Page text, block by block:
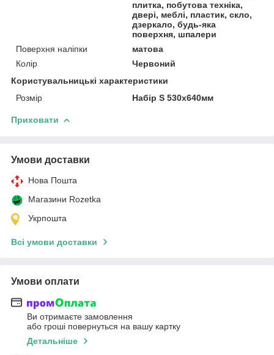
плитка, побутова техніка,
двері, меблі, пластик, скло,
дзеркало, будь-яка
поверхня, шпалери
Поверхня наліпки
матова
Колір
Червоний
Користувальницькі характеристики
Розмір
Набір S 530x640мм
Приховати
Умови доставки
Нова Пошта
Магазини Rozetka
Укрпошта
Всі умови доставки
Умови оплати
Ви отримаєте замовлення
або гроші повернуться на вашу картку
Детальніше